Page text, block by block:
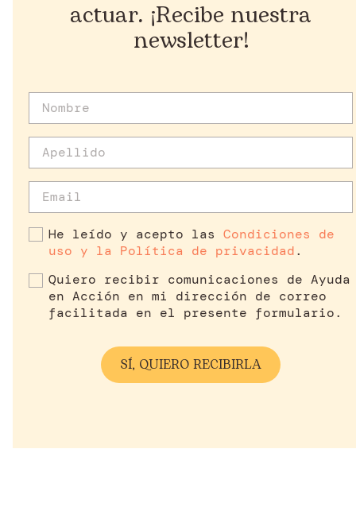
actuar. ¡Recibe nuestra
newsletter!
He leído y acepto las Condiciones de
uso y la Política de privacidad.
Quiero recibir comunicaciones de Ayuda
en Acción en mi dirección de correo
facilitada en el presente formulario.